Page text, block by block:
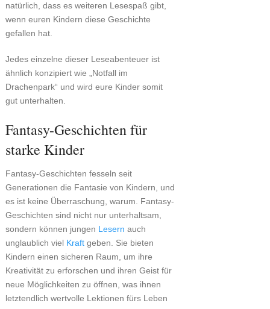
natürlich, dass es weiteren Lesespaß gibt,
wenn euren Kindern diese Geschichte
gefallen hat.
Jedes einzelne dieser Leseabenteuer ist
ähnlich konzipiert wie „Notfall im
Drachenpark“ und wird eure Kinder somit
gut unterhalten.
Fantasy-Geschichten für
starke Kinder
Fantasy-Geschichten fesseln seit
Generationen die Fantasie von Kindern, und
es ist keine Überraschung, warum. Fantasy-
Geschichten sind nicht nur unterhaltsam,
sondern können jungen Lesern auch
unglaublich viel Kraftgeben. Sie bieten
Kindern einen sicheren Raum, um ihre
Kreativität zu erforschen und ihren Geist für
neue Möglichkeiten zu öffnen, was ihnen
letztendlich wertvolle Lektionen fürs Leben